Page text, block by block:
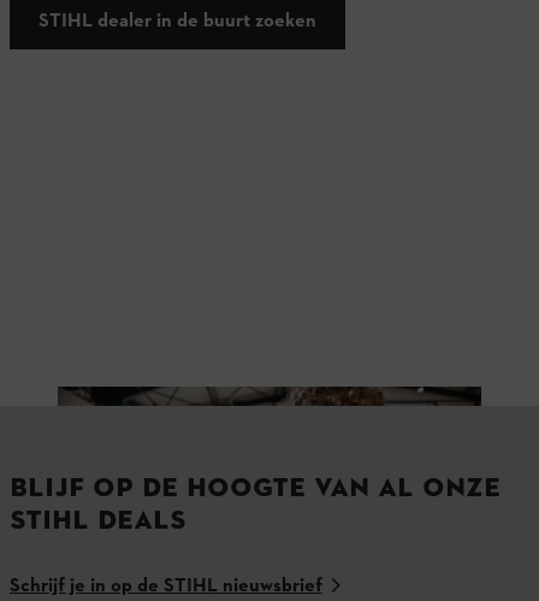
STIHL dealer in de buurt zoeken
BLIJF OP DE HOOGTE VAN AL ONZE
STIHL DEALS
Schrijf je in op de STIHL nieuwsbrief